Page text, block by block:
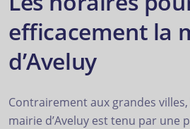
efficacement la
d’Aveluy
Contrairement aux grandes
mairie d’Aveluy est tenu par une